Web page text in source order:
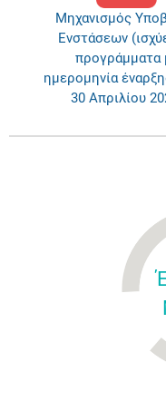
Μηχανισμός
Ενστάσεων
προγράμματα
ημερομηνία
30 Απριλίου